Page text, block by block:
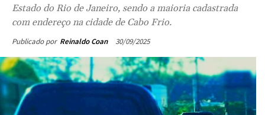
Estado do Rio de Janeiro, sendo a maioria cadastrada
com endereço na cidade de Cabo Frio.
Publicado por Reinaldo Coan 30/09/2025